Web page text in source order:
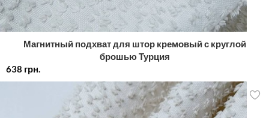
Магнитный подхват для штор кремовый с круглой
брошью Турция
638 грн.